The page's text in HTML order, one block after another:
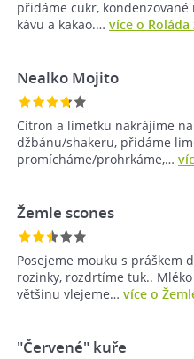
přidáme cukr,
kávu a kakao.… více o
Nealko Mojito
Citron a limetku nakrájíme
džbánu/shakeru, přidáme
promícháme/prohrkáme,…
Žemle scones
Posejeme mouku s práškem
rozinky, rozdrtíme tuk..
většinu vlejeme… více o
"Červené" kuře